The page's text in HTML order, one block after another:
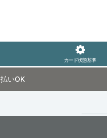
カード状態基準
払いOK